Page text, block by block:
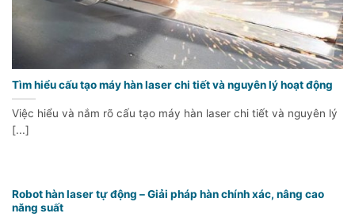
Tìm hiểu cấu tạo máy hàn laser chi tiết và nguyên lý hoạt động
Việc hiểu và nắm rõ cấu tạo máy hàn laser chi tiết và nguyên lý
[...]
Robot hàn laser tự động – Giải pháp hàn chính xác, nâng cao
năng suất